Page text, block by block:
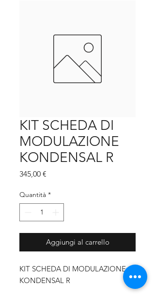
KIT SCHEDA DI
MODULAZIONE
KONDENSAL R
345,00 €
Quantità *
Aggiungi al carrello
KIT SCHEDA DI MODULAZIONE
KONDENSAL R